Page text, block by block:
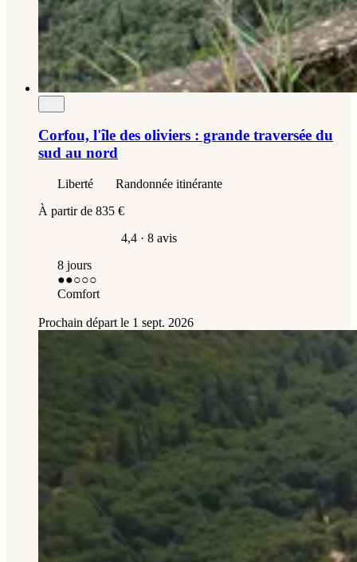
Corfou, l'île des oliviers : grande traversée du
sud au nord
Liberté
Randonnée itinérante
À partir de 835 €
4,4 · 8 avis
8 jours
●●○○○
Comfort
Prochain départ le 1 sept. 2026